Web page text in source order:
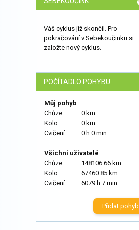
Váš cyklus již skončil. Pro
pokračování v Sebekoučinku si
založte nový cyklus.
POČÍTADLO POHYBU
Můj pohyb
Chůze:
0 km
Kolo:
0 km
Cvičení:
0 h 0 min
Všichni uživatelé
Chůze:
148106.66 km
Kolo:
67460.85 km
Cvičení:
6079 h 7 min
Přidat pohyb